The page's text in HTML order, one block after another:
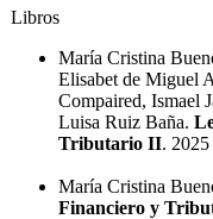
Libros
María Cristina
Elisabet de Miguel
Compaired, Ismael
Luisa Ruiz Baña.
Tributario II. 2025
María Cristina
Financiero y